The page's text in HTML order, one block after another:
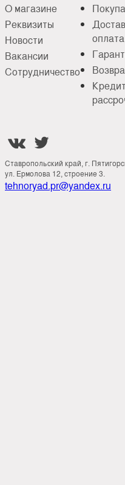
О магазине
Реквизиты
Новости
Вакансии
Сотрудничество
оплата
 
Ставропольский край, г.
ул. Ермолова 12, строение 3.
tehnoryad.pr@yandex.ru